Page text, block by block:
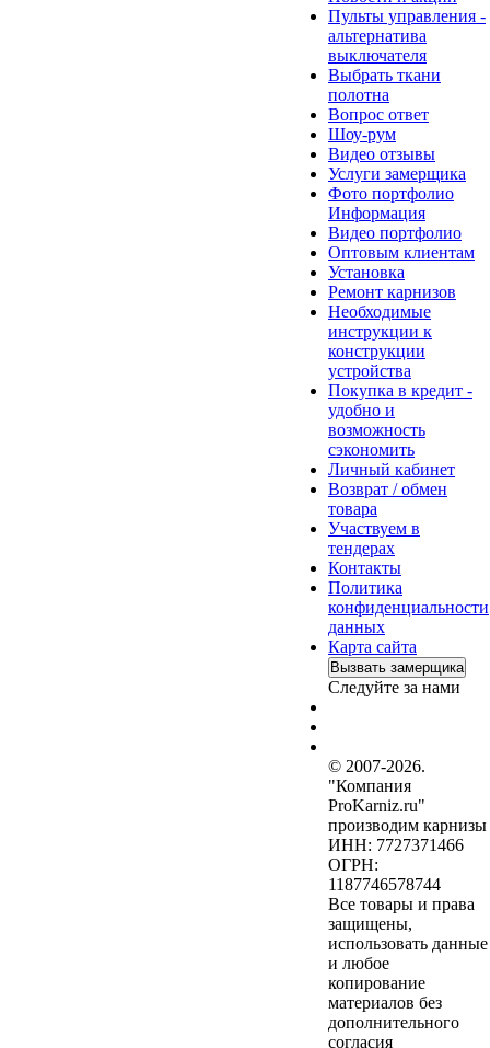
Пульты управления -
альтернатива
выключателя
Выбрать ткани
полотна
Вопрос ответ
Шоу-рум
Видео отзывы
Услуги замерщика
Фото портфолио
Информация
Видео портфолио
Оптовым клиентам
Установка
Ремонт карнизов
Необходимые
инструкции к
конструкции
устройства
Покупка в кредит -
удобно и
возможность
сэкономить
Личный кабинет
Возврат / обмен
товара
Участвуем в
тендерах
Контакты
Политика
конфиденциальности
данных
Карта сайта
Вызвать замерщика
Следуйте за нами
© 2007-2026.
"Компания
ProKarniz.ru"
производим карнизы
ИНН: 7727371466
ОГРН:
1187746578744
Все товары и права
защищены,
использовать данные
и любое
копирование
материалов без
дополнительного
согласия